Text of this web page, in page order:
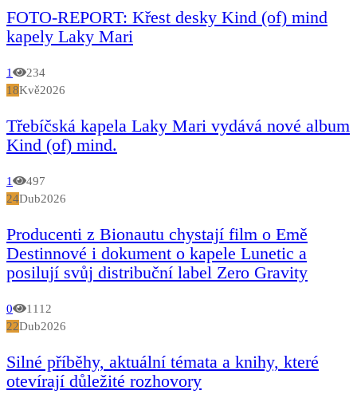
FOTO-REPORT: Křest desky Kind (of) mind
kapely Laky Mari
1
234
18Kvě2026
Třebíčská kapela Laky Mari vydává nové album
Kind (of) mind.
1
497
24Dub2026
Producenti z Bionautu chystají film o Emě
Destinnové i dokument o kapele Lunetic a
posilují svůj distribuční label Zero Gravity
0
1112
22Dub2026
Silné příběhy, aktuální témata a knihy, které
otevírají důležité rozhovory